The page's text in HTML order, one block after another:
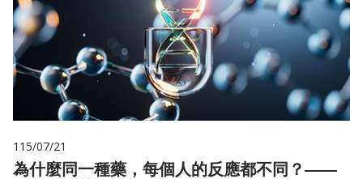
115/07/21
為什麼同一種藥，每個人的反應都不同？——